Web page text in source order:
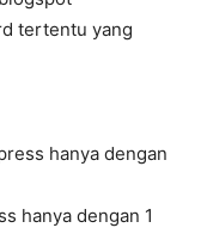
tertentu yang
hanya dengan
hanya dengan 1